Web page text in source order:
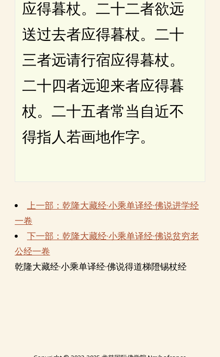
应得暮杖。二十二者欲远
送过去者应得暮杖。二十
三者远请行宿应得暮杖。
二十四者远迎来者应得暮
杖。二十五者常当自近不
得指人若画地作字。
上一部：乾隆大藏经·小乘单译经·佛说进学经
一卷
下一部：乾隆大藏经·小乘单译经·佛说贫穷老
公经一卷
乾隆大藏经·小乘单译经·佛说得道梯隥锡杖经